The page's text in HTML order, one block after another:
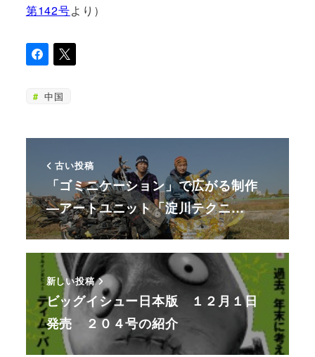
第142号より）
中国
古い投稿
「ゴミニケーション」で広がる制作
—アートユニット「淀川テクニ…
新しい投稿
ビッグイシュー日本版 １２月１日
発売 ２０４号の紹介